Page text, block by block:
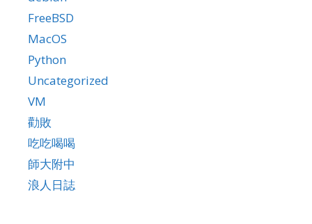
FreeBSD
MacOS
Python
Uncategorized
VM
勸敗
吃吃喝喝
師大附中
浪人日誌